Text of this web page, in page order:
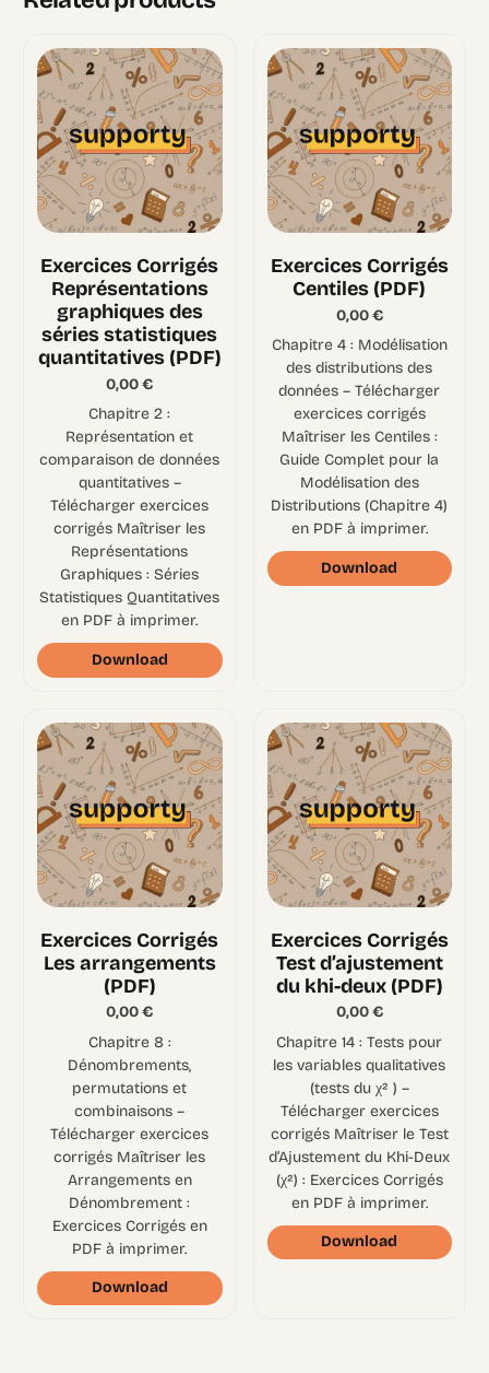
Exercices Corrigés
Représentations
graphiques des
séries statistiques
quantitatives (PDF)
0,00€
Chapitre 2 :
Représentation et
comparaison de données
quantitatives –
Télécharger exercices
corrigés Maîtriser les
Représentations
Graphiques : Séries
Statistiques Quantitatives
en PDF à imprimer.
Download
Exercices Corrigés
Centiles (PDF)
0,00€
Chapitre 4 : Modélisation
des distributions des
données – Télécharger
exercices corrigés
Maîtriser les Centiles :
Guide Complet pour la
Modélisation des
Distributions (Chapitre 4)
en PDF à imprimer.
Download
Exercices Corrigés
Les arrangements
(PDF)
0,00€
Chapitre 8 :
Dénombrements,
permutations et
combinaisons –
Télécharger exercices
corrigés Maîtriser les
Arrangements en
Dénombrement :
Exercices Corrigés en
PDF à imprimer.
Download
Exercices Corrigés
Test d’ajustement
du khi-deux (PDF)
0,00€
Chapitre 14 : Tests pour
les variables qualitatives
(tests du χ² ) –
Télécharger exercices
corrigés Maîtriser le Test
d’Ajustement du Khi-Deux
(χ²) : Exercices Corrigés
en PDF à imprimer.
Download